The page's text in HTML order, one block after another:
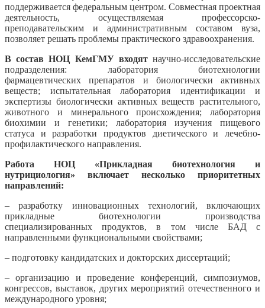
поддерживается федеральным центром. Совместная проектная
деятельность, осуществляемая профессорско-
преподавательским и административным составом вуза,
позволяет решать проблемы практического здравоохранения.
В состав НОЦ КемГМУ входятнаучно-исследовательские
подразделения: лаборатория биотехнологии
фармацевтических препаратов и биологически активных
веществ; испытательная лаборатория идентификации и
экспертизы биологически активных веществ растительного,
животного и минерального происхождения; лаборатория
биохимии и генетики; лаборатория изучения пищевого
статуса и разработки продуктов диетического и лечебно-
профилактического направления.
Работа НОЦ «Прикладная биотехнология и
нутрициология» включает несколько приоритетных
направлений:
– разработку инновационных технологий, включающих
прикладные биотехнологии производства
специализированных продуктов, в том числе БАД с
направленными функциональными свойствами;
– подготовку кандидатских и докторских диссертаций;
– организацию и проведение конференций, симпозиумов,
конгрессов, выставок, других мероприятий отечественного и
международного уровня;